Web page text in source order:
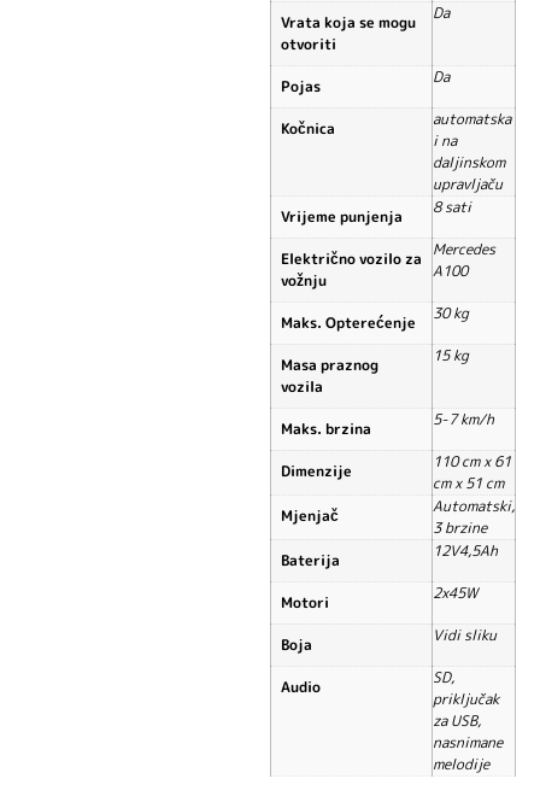
Vrata koja se mogu
otvoriti
Da
Pojas Da
Kočnica
automatska
i na
daljinskom
upravljaču
Vrijeme punjenja
8 sati
Električno vozilo za
vožnju
Mercedes
A100
Maks. Opterećenje 30 kg
Masa praznog
vozila
15 kg
Maks. brzina 5-7 km/h
Dimenzije
110 cm x 61
cm x 51 cm
Mjenjač
Automatski,
3 brzine
Baterija
12V4,5Ah
Motori 2x45W
Boja Vidi sliku
Audio
SD,
priključak
za USB,
nasnimane
melodije